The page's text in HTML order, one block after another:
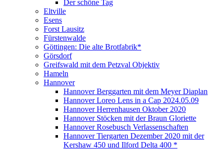
Der schöne Tag
Eltville
Esens
Forst Lausitz
Fürstenwalde
Göttingen: Die alte Brotfabrik*
Görsdorf
Greifswald mit dem Petzval Objektiv
Hameln
Hannover
Hannover Berggarten mit dem Meyer Diaplan
Hannover Loreo Lens in a Cap 2024.05.09
Hannover Herrenhausen Oktober 2020
Hannover Stöcken mit der Braun Gloriette
Hannover Rosebusch Verlassenschaften
Hannover Tiergarten Dezember 2020 mit der
Kershaw 450 und Ilford Delta 400 *